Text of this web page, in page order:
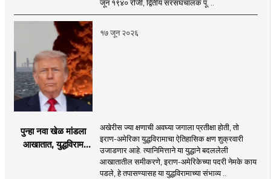
जून १९४० रोजी, द्वितीय सरसंघचालक पू. ..
१७ जून २०२६
पुन्हा नवा खेळ मांडला
आखातात, युद्धविराम
अखेरीस ज्या क्षणाची अवघ्या जगाला प्रतीक्षा होती, तो
इराण-अमेरिका युद्धविरामाचा ऐतिहासिक क्षण शुक्रवारी
उजाडणार आहे. त्यानिमित्ताने या युद्धाने बदललेली
आखातातील समीकरणे, इराण-अमेरिकेच्या पदरी नेमके काय
पडले, हे तपासण्यासह या युद्धविरामाच्या संभाव्य ..